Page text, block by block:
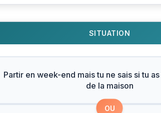
SITUATION
Partir en week-end mais tu ne sais si tu
de la maison
OU